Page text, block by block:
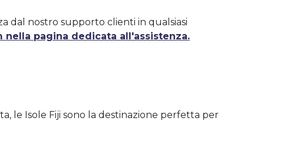
dal nostro supporto clienti in qualsiasi
nella pagina dedicata all'assistenza.
le Isole Fiji sono la destinazione perfetta per